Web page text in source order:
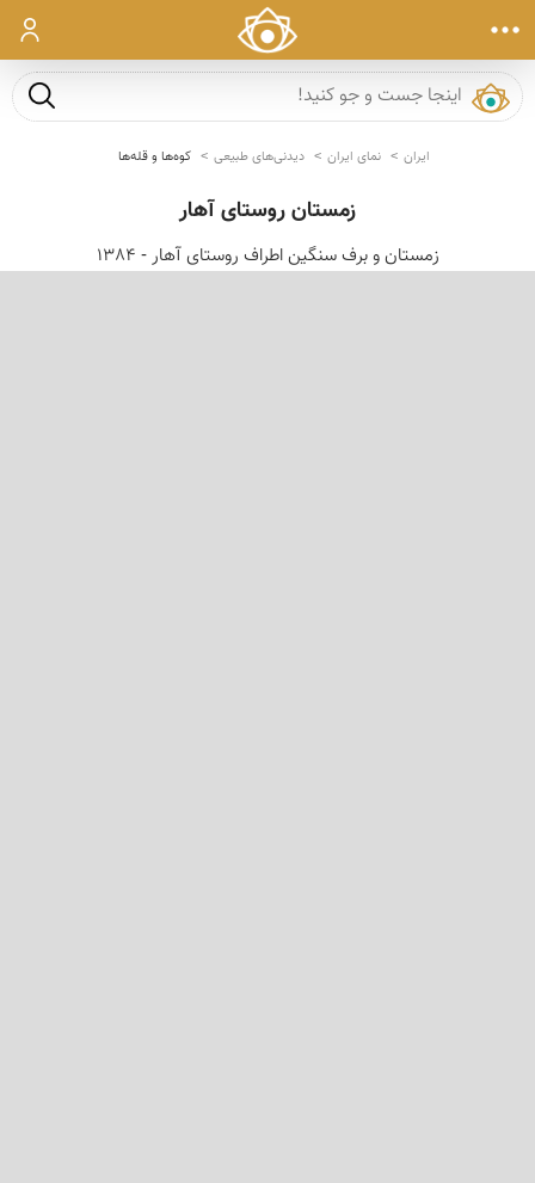
ورود
جست و
ایران نمای ایران دیدنی‌های طبیعی کوه‌ها و قله‌ها
زمستان روستای آهار
زمستان و برف سنگین اطراف روستای آهار - 1384